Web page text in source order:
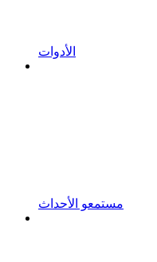
الأدوات
مستمعو الأحداث